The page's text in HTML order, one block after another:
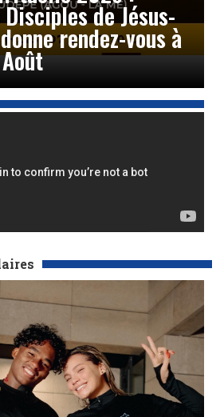
Disciples de Jésus-
rendez-vous à